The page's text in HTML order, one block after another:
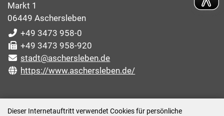
Dieser Internetauftritt verwendet Cookies für persönliche
Markt 1
06449 Aschersleben
+49 3473 958-0
+49 3473 958-920
stadt@aschersleben.de
https://www.aschersleben.de/